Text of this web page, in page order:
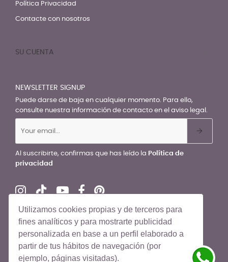
Utilizamos cookies propias y de terceros para
fines analíticos y para mostrarte publicidad
personalizada en base a un perfil elaborado a
partir de tus hábitos de navegación (por
ejemplo, páginas visitadas).
Política Privacidad
Contacte con nosotros
SU CUENTA
NEWSLETTER SIGNUP
Puede darse de baja en cualquier momento. Para ello,
consulte nuestra información de contacto en el aviso legal.
Al suscribirte, confirmas que has leído la Política de
privacidad
© El Recién Nacido 2026. Todos los derechos reservados